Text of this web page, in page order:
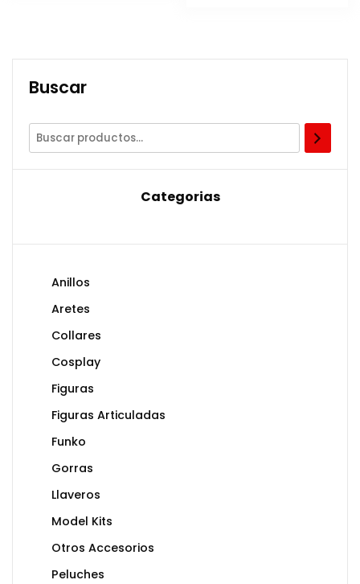
Buscar
Categorias
Anillos
Aretes
Collares
Cosplay
Figuras
Figuras Articuladas
Funko
Gorras
Llaveros
Model Kits
Otros Accesorios
Peluches